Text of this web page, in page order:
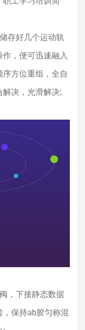
好几个运动轨
，便可迅速融入
方位重组，全自
决，光滑解决;
，下接静态数据
保持ab胶匀称混